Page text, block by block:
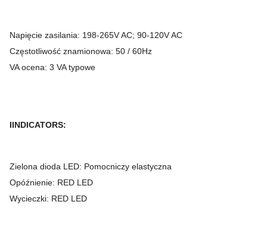
Napięcie zasilania: 198-265V AC; 90-120V AC
Częstotliwość znamionowa: 50 / 60Hz
VA ocena: 3 VA typowe
IINDICATORS:
Zielona dioda LED: Pomocniczy elastyczna
Opóźnienie: RED LED
Wycieczki: RED LED